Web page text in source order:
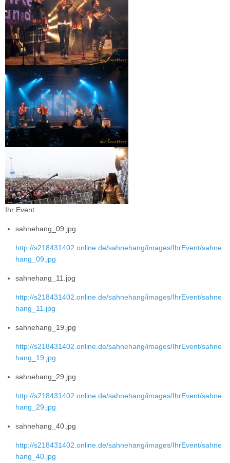
Ihr Event
sahnehang_09.jpg
http://s218431402.online.de/sahnehang/images/IhrEvent/sahne
hang_09.jpg
sahnehang_11.jpg
http://s218431402.online.de/sahnehang/images/IhrEvent/sahne
hang_11.jpg
sahnehang_19.jpg
http://s218431402.online.de/sahnehang/images/IhrEvent/sahne
hang_19.jpg
sahnehang_29.jpg
http://s218431402.online.de/sahnehang/images/IhrEvent/sahne
hang_29.jpg
sahnehang_40.jpg
http://s218431402.online.de/sahnehang/images/IhrEvent/sahne
hang_40.jpg